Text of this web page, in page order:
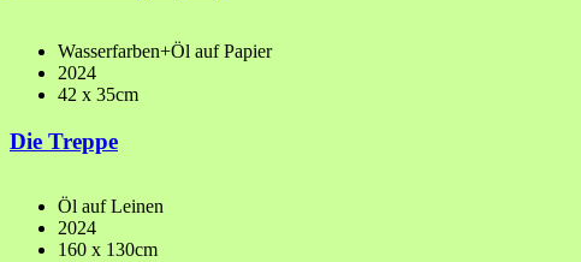
Wasserfarben+Öl auf Papier
2024
42 x 35cm
Die Treppe
Öl auf Leinen
2024
160 x 130cm